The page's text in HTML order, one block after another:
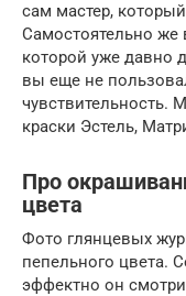
сам мастер,
Самостоятельно же
которой уже давно
вы еще не
чувствительность.
краски Эстель,
Про
цвета
Фото глянцевых
пепельного цвета.
эффектно он